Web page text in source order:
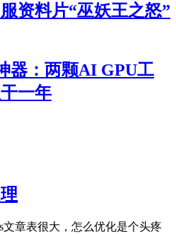
资料片“巫妖王之怒”
器：两颗AI GPU工
一年
文章表很大，怎么优化是个头疼